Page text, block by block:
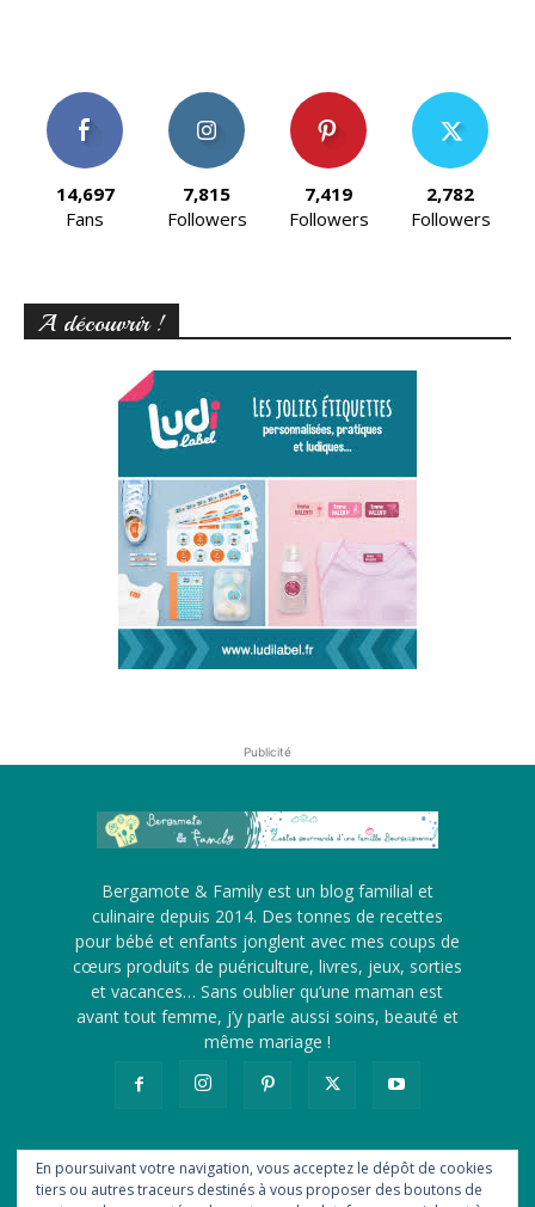
14,697
Fans
7,815
Followers
7,419
Followers
2,782
Followers
A découvrir !
Publicité
Bergamote & Family est un blog familial et
culinaire depuis 2014. Des tonnes de recettes
pour bébé et enfants jonglent avec mes coups de
cœurs produits de puériculture, livres, jeux, sorties
et vacances… Sans oublier qu’une maman est
avant tout femme, j’y parle aussi soins, beauté et
même mariage !
En poursuivant votre navigation, vous acceptez le dépôt de cookies
tiers ou autres traceurs destinés à vous proposer des boutons de